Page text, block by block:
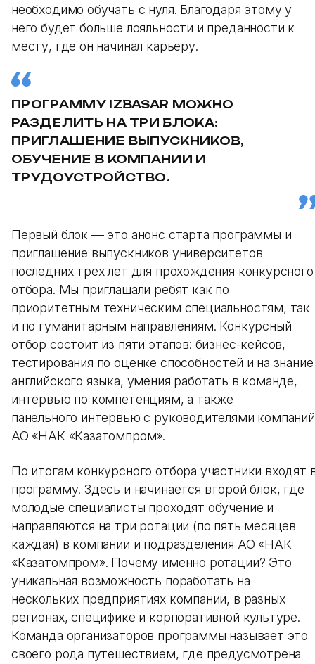
необходимо обучать с нуля. Благодаря этому у
него будет больше лояльности и преданности к
месту, где он начинал карьеру.
ПРОГРАММУ IZBASAR МОЖНО
РАЗДЕЛИТЬ НА ТРИ БЛОКА:
ПРИГЛАШЕНИЕ ВЫПУСКНИКОВ,
ОБУЧЕНИЕ В КОМПАНИИ И
ТРУДОУСТРОЙСТВО.
Первый блок — это анонс старта программы и
приглашение выпускников университетов
последних трех лет для прохождения конкурсного
отбора. Мы приглашали ребят как по
приоритетным техническим специальностям, так
и по гуманитарным направлениям. Конкурсный
отбор состоит из пяти этапов: бизнес-кейсов,
тестирования по оценке способностей и на знание
английского языка, умения работать в команде,
интервью по компетенциям, а также
панельного интервью с руководителями компаний
АО «НАК «Казатомпром».
По итогам конкурсного отбора участники входят
программу. Здесь и начинается второй блок, где
молодые специалисты проходят обучение и
направляются на три ротации (по пять месяцев
каждая) в компании и подразделения АО «НАК
«Казатомпром». Почему именно ротации? Это
уникальная возможность поработать на
нескольких предприятиях компании, в разных
регионах, специфике и корпоративной культуре.
Команда организаторов программы называет это
своего рода путешествием, где предусмотрена